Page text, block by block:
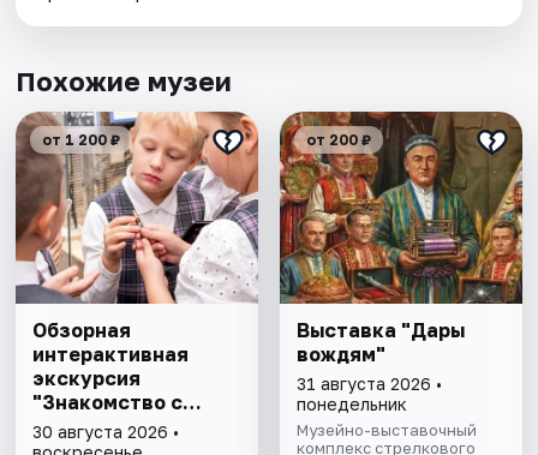
Похожие музеи
от 1 200 ₽
Обзорная
интерактивная
экскурсия
"Знакомство с
музеем"
30 августа 2026 •
от 200 ₽
Выставка "Дары
вождям"
31 августа 2026 •
понедельник
Музейно-выставочный
комплекс стрелкового